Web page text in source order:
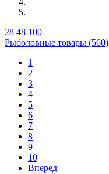
28 48 100
Рыболовные товары (560)
1
2
3
4
5
6
7
8
9
10
Вперед